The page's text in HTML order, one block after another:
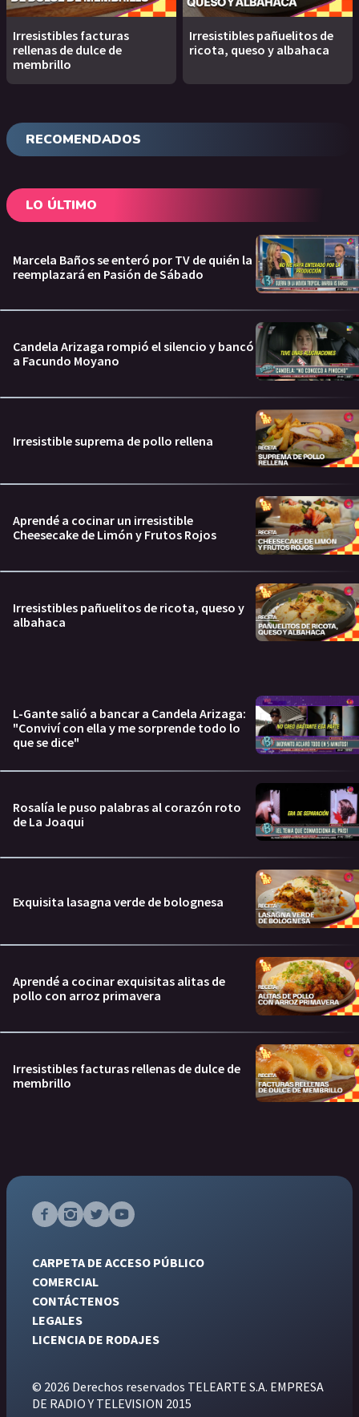
Irresistibles facturas
rellenas de dulce de
membrillo
Irresistibles pañuelitos de
ricota, queso y albahaca
RECOMENDADOS
LO ÚLTIMO
Marcela Baños se enteró por TV de quién la
reemplazará en Pasión de Sábado
Candela Arizaga rompió el silencio y bancó
a Facundo Moyano
Irresistible suprema de pollo rellena
Aprendé a cocinar un irresistible
Cheesecake de Limón y Frutos Rojos
Irresistibles pañuelitos de ricota, queso y
albahaca
L-Gante salió a bancar a Candela Arizaga:
"Conviví con ella y me sorprende todo lo
que se dice"
Rosalía le puso palabras al corazón roto
de La Joaqui
Exquisita lasagna verde de bolognesa
Aprendé a cocinar exquisitas alitas de
pollo con arroz primavera
Irresistibles facturas rellenas de dulce de
membrillo
CARPETA DE ACCESO PÚBLICO
COMERCIAL
CONTÁCTENOS
LEGALES
LICENCIA DE RODAJES
© 2026 Derechos reservados TELEARTE S.A. EMPRESA
DE RADIO Y TELEVISION 2015